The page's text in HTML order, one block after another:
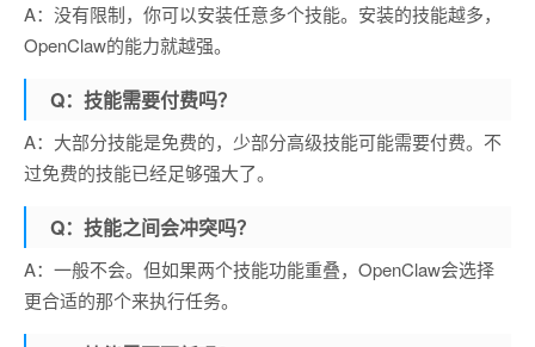
A：没有限制，你可以安装任意多个技能。安装的技能越多，
OpenClaw的能力就越强。
Q：技能需要付费吗？
A：大部分技能是免费的，少部分高级技能可能需要付费。不
过免费的技能已经足够强大了。
Q：技能之间会冲突吗？
A：一般不会。但如果两个技能功能重叠，OpenClaw会选择
更合适的那个来执行任务。